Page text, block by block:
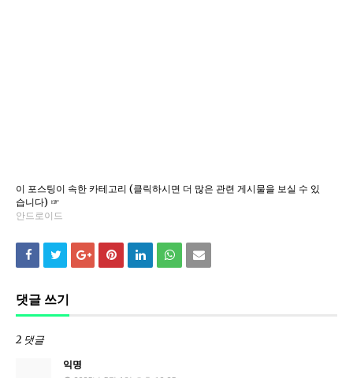
이 포스팅이 속한 카테고리 (클릭하시면 더 많은 관련 게시물을 보실 수 있
습니다) ☞
안드로이드
댓글 쓰기
2 댓글
익명